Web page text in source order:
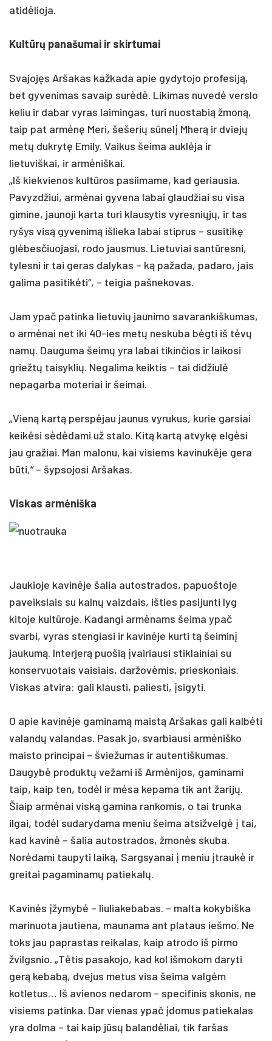
atidėlioja.
Kultūrų panašumai ir skirtumai
Svajojęs Aršakas kažkada apie gydytojo profesiją,
bet gyvenimas savaip surėdė. Likimas nuvedė verslo
keliu ir dabar vyras laimingas, turi nuostabią žmoną,
taip pat armėnę Meri, šešerių sūnelį Mherą ir dviejų
metų dukrytę Emily. Vaikus šeima auklėja ir
lietuviškai, ir armėniškai.
„Iš kiekvienos kultūros pasiimame, kad geriausia.
Pavyzdžiui, armėnai gyvena labai glaudžiai su visa
gimine, jaunoji karta turi klausytis vyresniųjų, ir tas
ryšys visą gyvenimą išlieka labai stiprus – susitikę
glėbesčiuojasi, rodo jausmus. Lietuviai santūresni,
tylesni ir tai geras dalykas – ką pažada, padaro, jais
galima pasitikėti“, – teigia pašnekovas.
Jam ypač patinka lietuvių jaunimo savarankiškumas,
o armėnai net iki 40-ies metų neskuba bėgti iš tėvų
namų. Dauguma šeimų yra labai tikinčios ir laikosi
griežtų taisyklių. Negalima keiktis – tai didžiulė
nepagarba moteriai ir šeimai.
„Vieną kartą perspėjau jaunus vyrukus, kurie garsiai
keikėsi sėdėdami už stalo. Kitą kartą atvykę elgėsi
jau gražiai. Man malonu, kai visiems kavinukėje gera
būti,“ – šypsojosi Aršakas.
Viskas armėniška
Jaukioje kavinėje šalia autostrados, papuoštoje
paveikslais su kalnų vaizdais, išties pasijunti lyg
kitoje kultūroje. Kadangi armėnams šeima ypač
svarbi, vyras stengiasi ir kavinėje kurti tą šeiminį
jaukumą. Interjerą puošią įvairiausi stiklainiai su
konservuotais vaisiais, daržovėmis, prieskoniais.
Viskas atvira: gali klausti, paliesti, įsigyti.
O apie kavinėje gaminamą maistą Aršakas gali kalbėti
valandų valandas. Pasak jo, svarbiausi armėniško
maisto principai – šviežumas ir autentiškumas.
Daugybė produktų vežami iš Armėnijos, gaminami
taip, kaip ten, todėl ir mėsa kepama tik ant žarijų.
Šiaip armėnai viską gamina rankomis, o tai trunka
ilgai, todėl sudarydama meniu šeima atsižvelgė į tai,
kad kavinė – šalia autostrados, žmonės skuba.
Norėdami taupyti laiką, Sargsyanai į meniu įtraukė ir
greitai pagaminamų patiekalų.
Kavinės įžymybė – liuliakebabas. – malta kokybiška
marinuota jautiena, maunama ant plataus iešmo. Ne
toks jau paprastas reikalas, kaip atrodo iš pirmo
žvilgsnio. „Tėtis pasakojo, kad kol išmokom daryti
gerą kebabą, dvejus metus visa šeima valgėm
kotletus… Iš avienos nedarom – specifinis skonis, ne
visiems patinka. Dar vienas ypač įdomus patiekalas
yra dolma – tai kaip jūsų balandėliai, tik faršas